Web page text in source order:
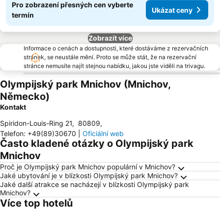
Pro zobrazení přesných cen vyberte
termín
Ukázat ceny
Zobrazít více
Informace o cenách a dostupnosti, které dostáváme z rezervačních
stránek, se neustále mění. Proto se může stát, že na rezervační
stránce nemusíte najít stejnou nabídku, jakou jste viděli na trivagu.
Olympijský park Mnichov (Mnichov,
Německo)
Kontakt
Spiridon-Louis-Ring 21, 80809,
Telefon: +49(89)30670 Oficiální web
Často kladené otázky o Olympijský park
Mnichov
Proč je Olympijský park Mnichov populární v Mnichov?
Jaké ubytování je v blízkosti Olympijský park Mnichov?
Jaké další atrakce se nacházejí v blízkosti Olympijský park
Mnichov?
Více top hotelů